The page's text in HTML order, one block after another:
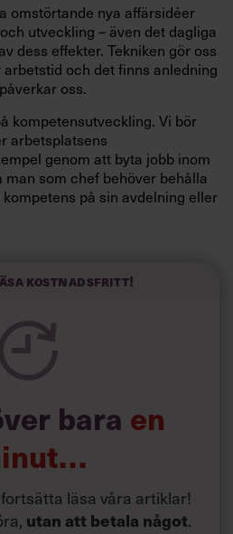
omstörtande nya affärsidéer
utveckling – även det dagliga
dess effekter. Tekniken gör oss
och det finns anledning
oss.
kompetensutveckling. Vi bör
arbetsplatsens
genom att byta jobb inom
som chef behöver behålla
på sin avdelning eller
fasta platser – att ge rätt
att skapa incitament för
och viktiga medarbetare.
– hyllas som digital
är viktigt för
Det visar en ny stor
kostnadsfritt!
bara en
läsa våra artiklar!
utan att betala något.